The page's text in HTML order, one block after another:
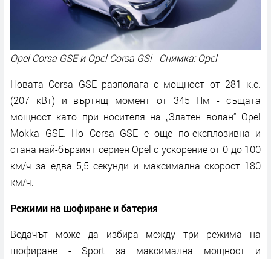
Opel Corsa GSE и Opel Corsa GSi Снимка: Opel
Новата Corsa GSE разполага с мощност от 281 к.с.
(207 кВт) и въртящ момент от 345 Нм - същата
мощност като при носителя на „Златен волан“ Opel
Mokka GSE. Но Corsa GSE е още по-експлозивна и
стана най-бързият сериен Opel с ускорение от 0 до 100
км/ч за едва 5,5 секунди и максимална скорост 180
км/ч.
Режими на шофиране и батерия
Водачът може да избира между три режима на
шофиране - Sport за максимална мощност и